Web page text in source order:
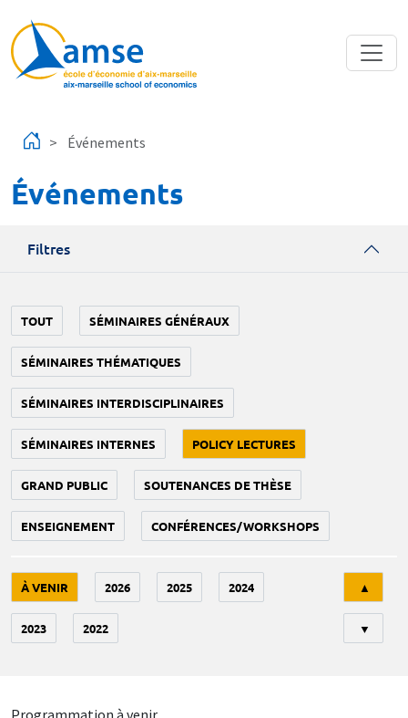
Événements
Événements
Filtres
TOUT SÉMINAIRES GÉNÉRAUX
SÉMINAIRES THÉMATIQUES
SÉMINAIRES INTERDISCIPLINAIRES
SÉMINAIRES INTERNES POLICY LECTURES
GRAND PUBLIC SOUTENANCES DE THÈSE
ENSEIGNEMENT CONFÉRENCES/WORKSHOPS
À VENIR 2026 2025 2024
2023 2022
▲
▼
Programmation à venir